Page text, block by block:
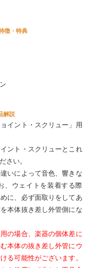
徴・特典
解説
イント・スクリュー」用
ント・スクリューとこれ
さい。
いによって音色、響きな
、ウェイトを装着する際
に、必ず面取りをしてあ
本体抜き差し外管側にな
の場合、楽器の個体差に
本体の抜き差し外管にウ
る可能性がございます。